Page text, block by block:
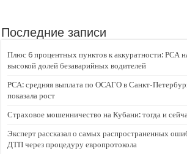
Последние записи
Плюс 6 процентных пунктов к аккуратности: РСА
высокой долей безаварийных водителей
РСА: средняя выплата по ОСАГО в Санкт-
показала рост
Страховое мошенничество на Кубани: тогда и
Эксперт рассказал о самых распространенных
ДТП через процедуру европротокола